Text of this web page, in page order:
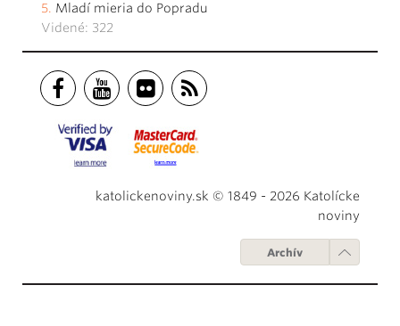
Mladí mieria do Popradu
Videné: 322
katolickenoviny.sk © 1849 - 2026 Katolícke
noviny
Archív